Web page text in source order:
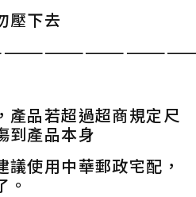
壓下去
產品若超過超商規定尺
到產品本身
使用中華郵政宅配，
。